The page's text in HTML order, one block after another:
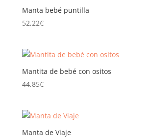
Manta bebé puntilla
52,22€
Mantita de bebé con ositos
44,85€
Manta de Viaje